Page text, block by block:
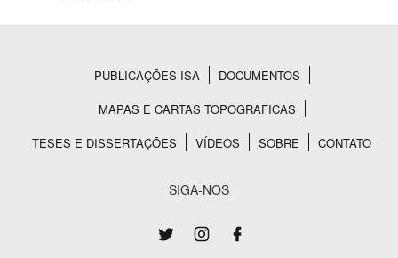
Rodapé
PUBLICAÇÕES ISA
DOCUMENTOS
MAPAS E CARTAS TOPOGRAFICAS
TESES E DISSERTAÇÕES
VÍDEOS SOBRE CONTATO
SIGA-NOS